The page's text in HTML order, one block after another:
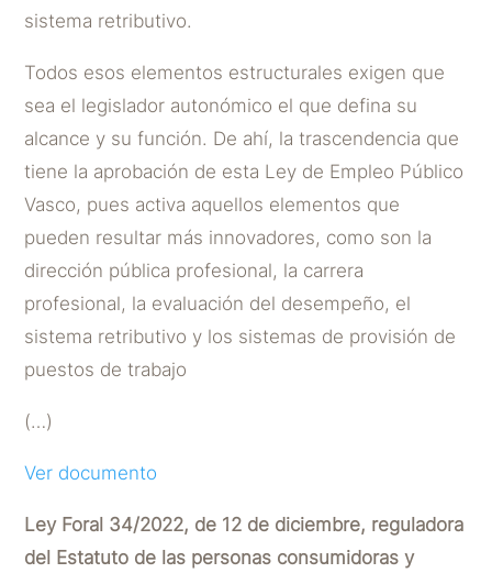
sistema retributivo.
Todos esos elementos estructurales exigen que
sea el legislador autonómico el que defina su
alcance y su función. De ahí, la trascendencia que
tiene la aprobación de esta Ley de Empleo Público
Vasco, pues activa aquellos elementos que
pueden resultar más innovadores, como son la
dirección pública profesional, la carrera
profesional, la evaluación del desempeño, el
sistema retributivo y los sistemas de provisión de
puestos de trabajo
(…)
Ver documento
Ley Foral 34/2022, de 12 de diciembre, reguladora
del Estatuto de las personas consumidoras y